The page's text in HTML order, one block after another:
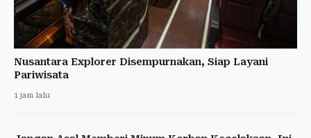
Nusantara Explorer Disempurnakan, Siap Layani
Pariwisata
1 jam lalu